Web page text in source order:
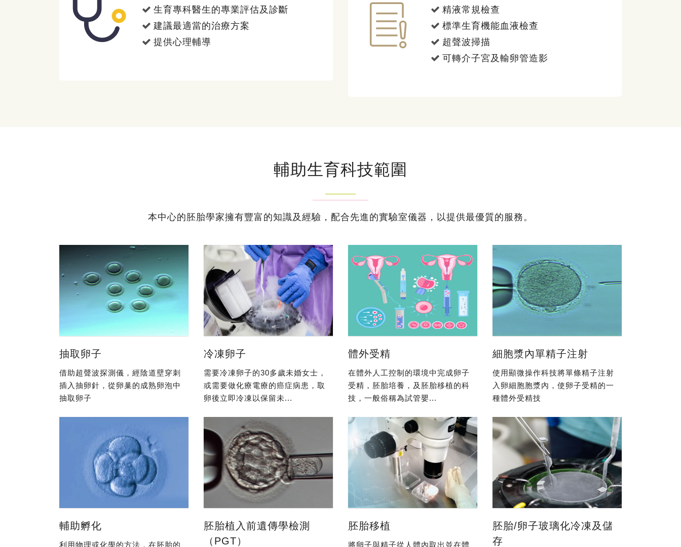
生育專科醫生的專業評估及診斷
建議最適當的治療方案
提供心理輔導
精液常規檢查
標準生育機能血液檢查
超聲波掃描
可轉介子宮及輸卵管造影
輔助生育科技範圍
本中心的胚胎學家擁有豐富的知識及經驗，配合先進的實驗室儀器，以提供最優質的服務。
抽取卵子
借助超聲波探測儀，經陰道壁穿刺
插入抽卵針，從卵巢的成熟卵泡中
抽取卵子
冷凍卵子
需要冷凍卵子的30多歲未婚女士，
或需要做化療電療的癌症病患，取
卵後立即冷凍以保留未...
體外受精
在體外人工控制的環境中完成卵子
受精，胚胎培養，及胚胎移植的科
技，一般俗稱為試管嬰...
細胞漿內單精子注射
使用顯微操作科技將單條精子注射
入卵細胞胞漿內，使卵子受精的一
種體外受精技
輔助孵化
利用物理或化學的方法，在胚胎的
胚胎植入前遺傳學檢測
（PGT）
胚胎移植
將卵子與精子從人體內取出並在體
胚胎/卵子玻璃化冷凍及儲
存